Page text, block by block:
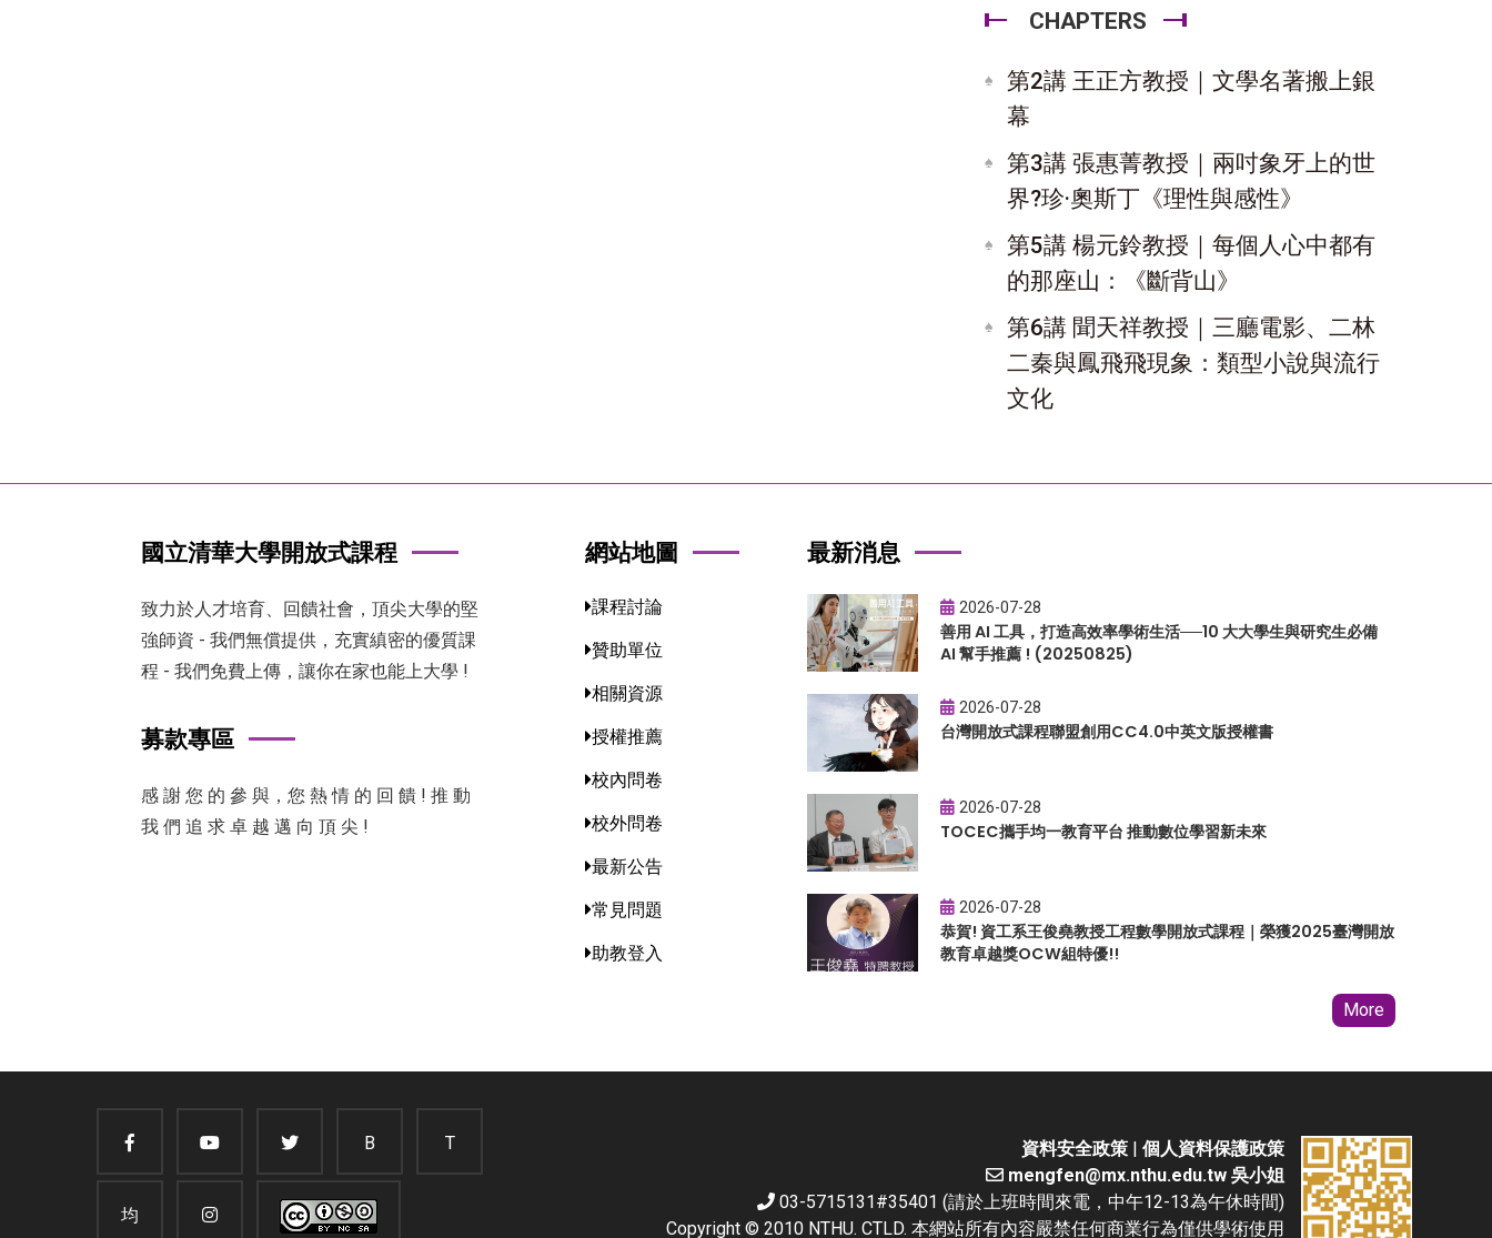
CHAPTERS
第2講 王正方教授｜文學名著搬上銀
幕
第3講 張惠菁教授｜兩吋象牙上的世
界?珍·奧斯丁《理性與感性》
第5講 楊元鈴教授｜每個人心中都有
的那座山：《斷背山》
第6講 聞天祥教授｜三廳電影、二林
二秦與鳳飛飛現象：類型小說與流行
文化
國立清華大學開放式課程
致力於人才培育、回饋社會，頂尖大學的堅
強師資 - 我們無償提供，充實縝密的優質課
程 - 我們免費上傳，讓你在家也能上大學 !
募款專區
感 謝 您 的 參 與，您 熱 情 的 回 饋 ! 推 動
我 們 追 求 卓 越 邁 向 頂 尖 !
網站地圖
課程討論
贊助單位
相關資源
授權推薦
校內問卷
校外問卷
最新公告
常見問題
助教登入
最新消息
2026-07-28
善用 AI 工具，打造高效率學術生活──10 大大學生與研究生必備
AI 幫手推薦 ! (20250825)
2026-07-28
台灣開放式課程聯盟創用CC4.0中英文版授權書
2026-07-28
TOCEC攜手均一教育平台 推動數位學習新未來
2026-07-28
恭賀! 資工系王俊堯教授工程數學開放式課程｜榮獲2025臺灣開放
教育卓越獎OCW組特優!!
More
B T
均
資料安全政策 | 個人資料保護政策
mengfen@mx.nthu.edu.tw 吳小姐
03-5715131#35401 (請於上班時間來電，中午12-13為午休時間)
Copyright © 2010 NTHU. CTLD. 本網站所有內容嚴禁任何商業行為僅供學術使用